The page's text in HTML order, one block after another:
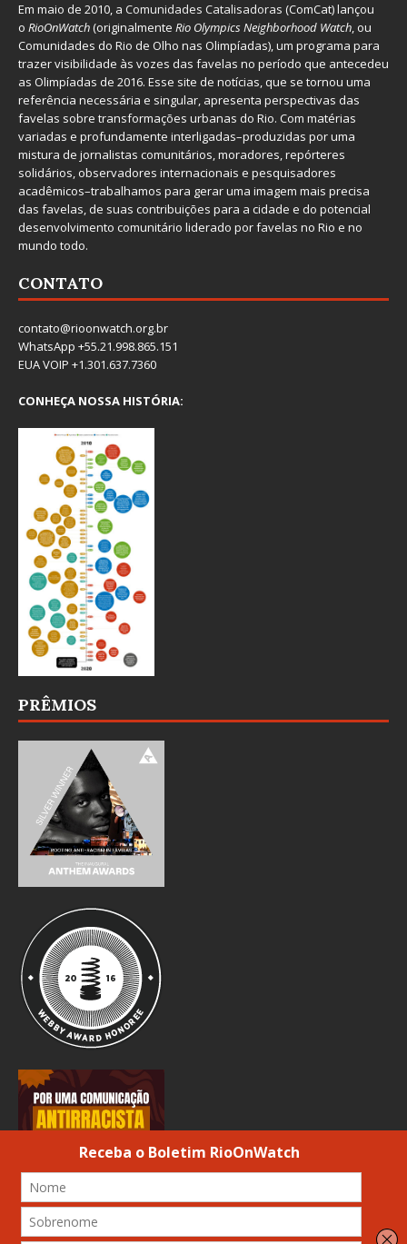
Em maio de 2010, a Comunidades Catalisadoras (ComCat) lançou
o RioOnWatch(originalmente Rio Olympics Neighborhood Watch, ou
Comunidades do Rio de Olho nas Olimpíadas), um programa para
trazer visibilidade às vozes das favelas no período que antecedeu
as Olimpíadas de 2016. Esse site de notícias, que se tornou uma
referência necessária e singular, apresenta perspectivas das
favelas sobre transformações urbanas do Rio. Com matérias
variadas e profundamente interligadas–produzidas por uma
mistura de jornalistas comunitários, moradores, repórteres
solidários, observadores internacionais e pesquisadores
acadêmicos–trabalhamos para gerar uma imagem mais precisa
das favelas, de suas contribuições para a cidade e do potencial
desenvolvimento comunitário liderado por favelas no Rio e no
mundo todo.
CONTATO
contato@rioonwatch.org.br
WhatsApp +55.21.998.865.151
EUA VOIP +1.301.637.7360
CONHEÇA NOSSA HISTÓRIA:
PRÊMIOS